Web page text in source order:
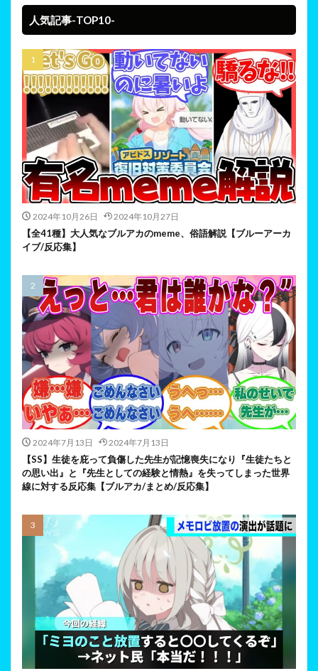
人気記事-TOP10-
2024年10月26日 2024年10月27日
【全41種】大人気なブルアカのmeme、俗語解説【ブルーアーカ
イブ/反応集】
2024年7月13日 2024年7月13日
【SS】生徒を庇って負傷した先生が記憶喪失になり『生徒たちと
の思い出』と『先生としての経験と情熱』を失ってしまった世界
線に対する反応集【ブルアカ/まとめ/反応集】